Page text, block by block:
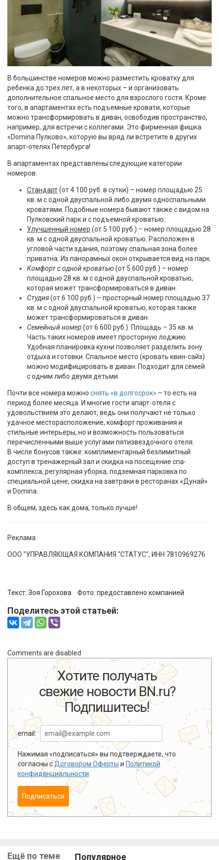
В большинстве номеров можно разместить кроватку для
ребенка до трех лет, а в некоторых – и организовать
дополнительное спальное место для взрослого гостя. Кроме
того, в апартаментах есть подъемные кровати, которые
можно трансформировать в диван, освободив пространство,
например, для встречи с коллегами. Это фирменная фишка
«Domina Пулково», которую вы вряд ли встретите в других
апарт-отелях Петербурга!
В апартаментах представлены следующие категории
номеров.
Стандарт(от 4 100 руб. в сутки) – номер площадью 25
кв. м с одной двуспальной либо двумя односпальными
кроватями. Подобные номера бывают также с видом на
Пулковский парк и с подъемной кроватью.
Улучшенный номер (от 5 100 руб.) – номер площадью 28
кв. м с одной двуспальной кроватью. Расположен в
угловой части здания, поэтому спальная зона более
приватна. Из панорамных окон открывается вид на парк.
Комфорт с одной кроватью(от 5 600 руб.) – номер
площадью 28 кв. м с одной двуспальной кроватью,
которая может трансформироваться в диван.
Студия(от 6 100 руб.) – просторный номер площадью 37
кв. м с одной двуспальной кроватью, которая также
может трансформироваться в диван.
Семейный номер (от 6 600 руб.). Площадь – 35 кв. м.
Часть таких номеров имеет просторную лоджию.
Удобная планировка кухни позволяет разделить зону
отдыха и готовки. Спальное место (кровать квин-сайз)
можно модифицировать в диван. Подходит для семей
с одним либо двумя детьми.
Почти все номера можно снять «в долгосрок» – то есть на
период более месяца. И многие гости апарт-отеля с
удовольствием это делают, ведь они получают не только
удачное месторасположение, комфорт проживания и
стильные интерьеры, но и возможность пользоваться
перечисленными выше услугами пятизвездочного отеля.
В числе бонусов также: комплиментарный безлимитный
доступ в тренажерный зал и скидка на посещение спа-
комплекса, регулярная уборка, подземная парковка по
специальной цене, скидка на завтраки в ресторанах «Дунай»
и Domina.
В общем, здесь как дома, только лучше!
Реклама
ООО "УПРАВЛЯЮЩАЯ КОМПАНИЯ "СТАТУС", ИНН 7810969276
Текст: Зоя Горохова Фото: предоставлено компанией
Поделитесь этой статьей:
Comments are disabled
Хотите получать
свежие новости BN.ru?
Подпишитесь!
email:
Нажимая «подписаться» вы подтверждаете, что
согласны сДоговором Оферты и Политикой
конфиденциальности
Подписаться
Ещё по теме Популярное